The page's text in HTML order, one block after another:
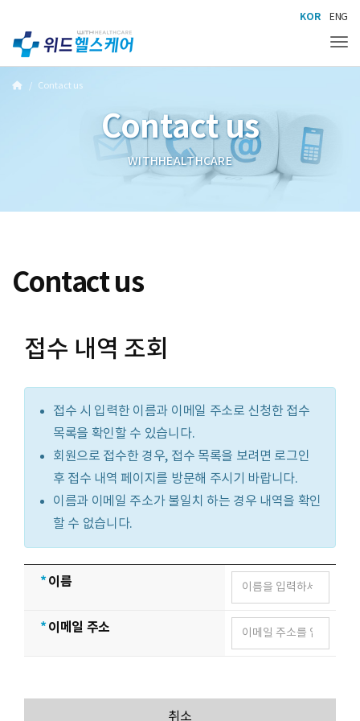
KOR ENG
Contact us
WITHHEALTHCARE
Contact us
Contact us
접수 내역 조회
접수 시 입력한 이름과 이메일 주소로 신청한 접수
목록을 확인할 수 있습니다.
회원으로 접수한 경우, 접수 목록을 보려면 로그인
후 접수 내역 페이지를 방문해 주시기 바랍니다.
이름과 이메일 주소가 불일치 하는 경우 내역을 확인
할 수 없습니다.
*이름
*이메일 주소
취소